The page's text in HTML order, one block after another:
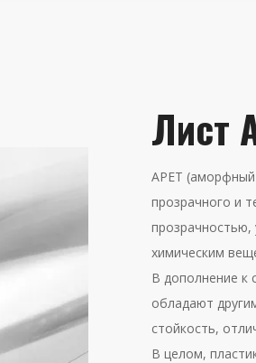
Лист
APET
прозрачного и
прозрачностью,
химическим
В дополнение к
обладают
стойкость,
В целом,